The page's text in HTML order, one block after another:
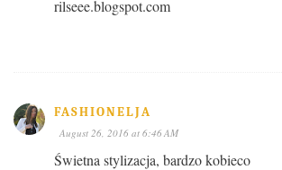
rilseee.blogspot.com
FASHIONELJA
August 26, 2016 at 6:46 AM
Świetna stylizacja, bardzo kobieco